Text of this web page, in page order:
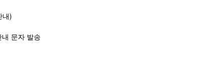
내)
문자 발송